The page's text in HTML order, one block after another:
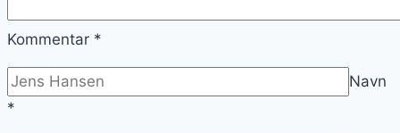
Kommentar *
Navn
*